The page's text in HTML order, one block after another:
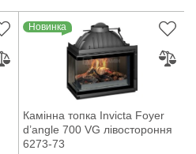
Новинка
Камінна топка Invicta Foyer
d’angle 700 VG лівостороння
6273-73